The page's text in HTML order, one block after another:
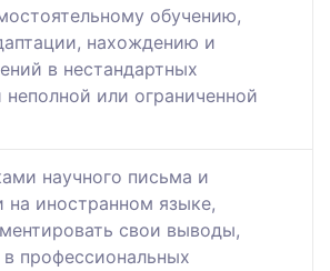
обучению,
нахождению и
в нестандартных
неполной или ограниченной
научного письма и
иностранном языке,
свои выводы,
в профессиональных